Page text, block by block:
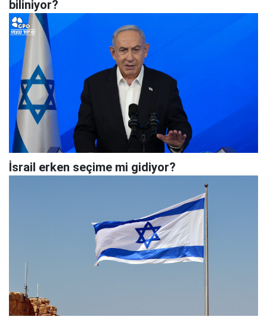
biliniyor?
İsrail erken seçime mi gidiyor?